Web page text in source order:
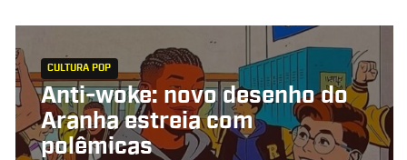
CULTURA POP
Anti-woke: novo desenho do
Aranha estreia com
polêmicas